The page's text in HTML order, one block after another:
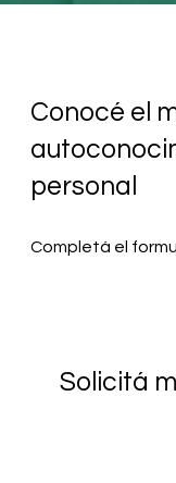
Conocé el
personal
Completá el
Solicitá